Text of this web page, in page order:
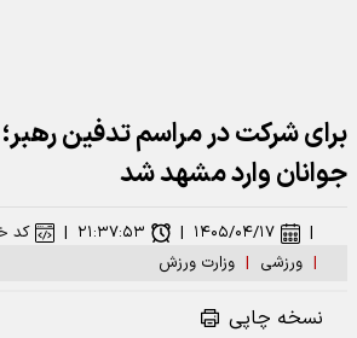
برای شرکت در مراسم تدفین
جوانان وارد مشهد شد
| ورزشی | وزارت ورزش
| ۱۴۰۵/۰۴/۱۷ | ۲۱:۳۷:۵۳ | کد
نسخه چاپی